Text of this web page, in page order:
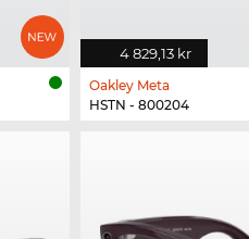
4 829,13 kr
Oakley Meta
HSTN - 800204